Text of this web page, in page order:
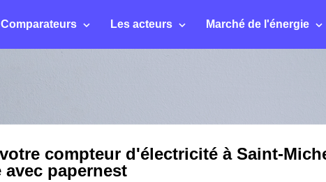
Comparateurs Les acteurs Marché de l'énergie